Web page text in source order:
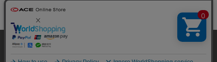
かばんの総合メーカー、エース公式サイト
スーツケースビジネスバッグ直営店ならではの豊富なラインナップでご紹介！
充実のアフターサービス・豊富な品揃え・安心のメーカー直営ストア
Copyright © ACE Co., Ltd. All rights reserved.
当サイトでは、サイトの利便性向上のため、クッ